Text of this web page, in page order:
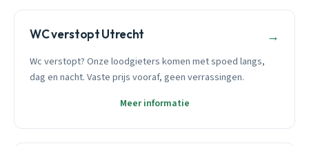
WC verstopt Utrecht →
Wc verstopt? Onze loodgieters komen met spoed langs,
dag en nacht. Vaste prijs vooraf, geen verrassingen.
Meer informatie